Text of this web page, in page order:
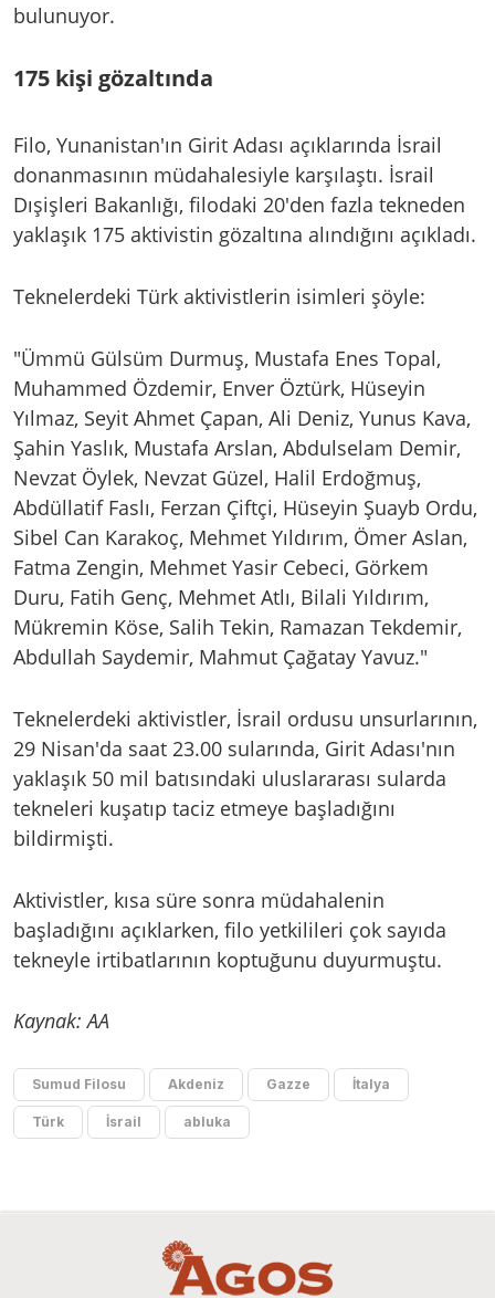
bulunuyor.
175 kişi gözaltında
Filo, Yunanistan'ın Girit Adası açıklarında İsrail
donanmasının müdahalesiyle karşılaştı. İsrail
Dışişleri Bakanlığı, filodaki 20'den fazla tekneden
yaklaşık 175 aktivistin gözaltına alındığını açıkladı.
Teknelerdeki Türk aktivistlerin isimleri şöyle:
"Ümmü Gülsüm Durmuş, Mustafa Enes Topal,
Muhammed Özdemir, Enver Öztürk, Hüseyin
Yılmaz, Seyit Ahmet Çapan, Ali Deniz, Yunus Kava,
Şahin Yaslık, Mustafa Arslan, Abdulselam Demir,
Nevzat Öylek, Nevzat Güzel, Halil Erdoğmuş,
Abdüllatif Faslı, Ferzan Çiftçi, Hüseyin Şuayb Ordu,
Sibel Can Karakoç, Mehmet Yıldırım, Ömer Aslan,
Fatma Zengin, Mehmet Yasir Cebeci, Görkem
Duru, Fatih Genç, Mehmet Atlı, Bilali Yıldırım,
Mükremin Köse, Salih Tekin, Ramazan Tekdemir,
Abdullah Saydemir, Mahmut Çağatay Yavuz."
Teknelerdeki aktivistler, İsrail ordusu unsurlarının,
29 Nisan'da saat 23.00 sularında, Girit Adası'nın
yaklaşık 50 mil batısındaki uluslararası sularda
tekneleri kuşatıp taciz etmeye başladığını
bildirmişti.
Aktivistler, kısa süre sonra müdahalenin
başladığını açıklarken, filo yetkilileri çok sayıda
tekneyle irtibatlarının koptuğunu duyurmuştu.
Kaynak: AA
Sumud Filosu Akdeniz Gazze İtalya
Türk İsrail abluka